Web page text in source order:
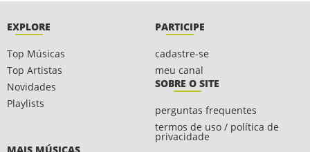
EXPLORE
Top Músicas
Top Artistas
Novidades
Playlists
PARTICIPE
cadastre-se
meu canal
SOBRE O SITE
perguntas frequentes
termos de uso / política de
privacidade